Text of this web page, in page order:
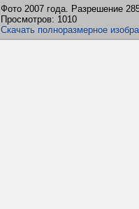
Фото 2007 года. Разрешение
Просмотров: 1010
Скачать полноразмерное